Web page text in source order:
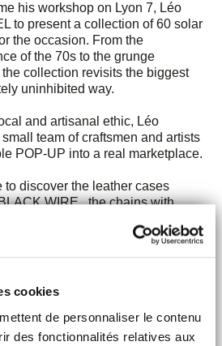
cookies
de personnaliser le contenu
des fonctionnalités relatives aux
his workshop on Lyon 7, Léo
to present a collection of 60 solar
the occasion. From the
of the 70s to the grunge
collection revisits the biggest
uninhibited way.
and artisanal ethic, Léo
team of craftsmen and artists
POP-UP into a real marketplace.
to discover the leather cases
WIRE, the chains with
enjoying the craft beers selected by
ideal to find the pair of
to face the first rays of the spring